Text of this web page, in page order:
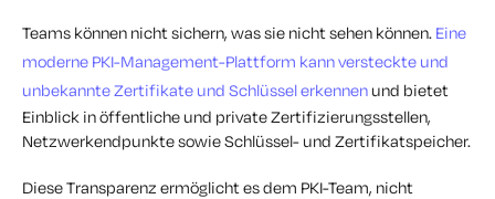
Teams können nicht sichern, was sie nicht sehen können. Eine
moderne PKI-Management-Plattform kann versteckte und
unbekannte Zertifikate und Schlüssel erkennen und bietet
Einblick in öffentliche und private Zertifizierungsstellen,
Netzwerkendpunkte sowie Schlüssel- und Zertifikatspeicher.
Diese Transparenz ermöglicht es dem PKI-Team, nicht